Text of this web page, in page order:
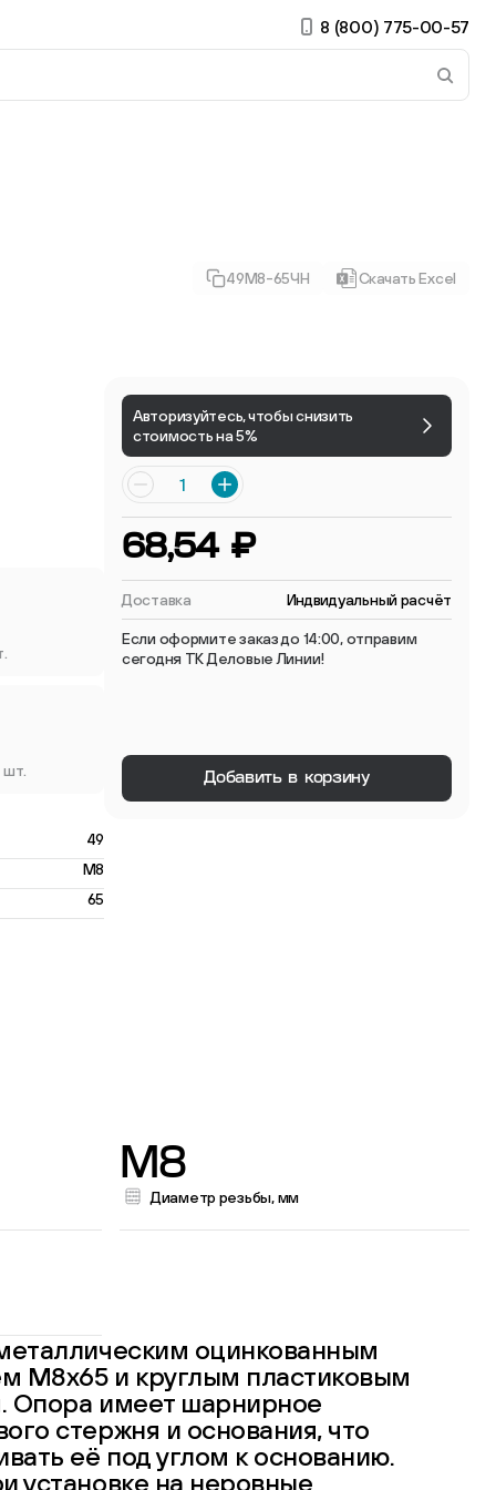
8 (800) 775-00-57
49М8-65ЧН Скачать Excel
шт.
49
M8
65
Авторизуйтесь, чтобы снизить
стоимость на 5%
68,54 ₽
Доставка Индвидуальный расчёт
Если оформите заказ до 14:00, отправим
сегодня ТК Деловые Линии!
Добавить в корзину
M8
Диаметр резьбы, мм
оцинкованным
М8х65 и круглым пластиковым
Опора имеет шарнирное
стержня и основания, что
её под углом к основанию.
установке на неровные
опоры
Есть учётная запись?